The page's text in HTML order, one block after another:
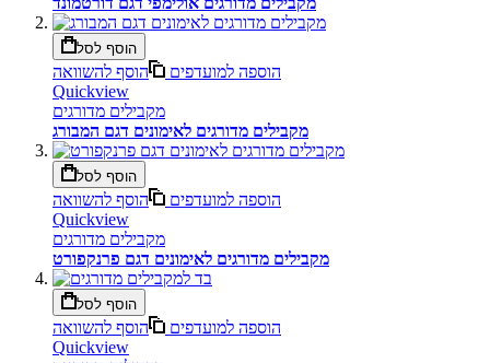
הוסף לסל
הוספה למועדפים
הוסף להשוואה
Quickview
מקבילים מדורגים
מקבילים מדורגים לאימונים דגם המבורג
הוסף לסל
הוספה למועדפים
הוסף להשוואה
Quickview
מקבילים מדורגים
מקבילים מדורגים לאימונים דגם פרנקפורט
הוסף לסל
הוספה למועדפים
הוסף להשוואה
Quickview